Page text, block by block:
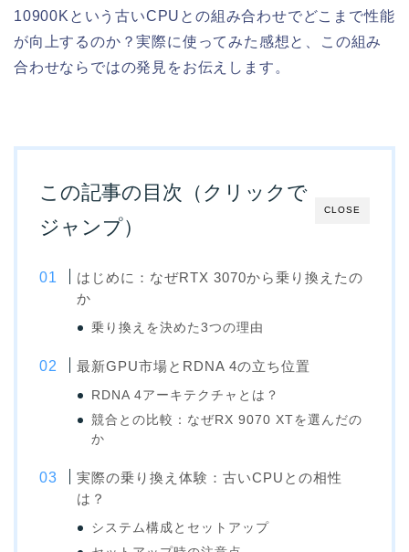
10900Kという古いCPUとの組み合わせでどこまで性能
が向上するのか？実際に使ってみた感想と、この組み
合わせならではの発見をお伝えします。
CLOSE
この記事の目次（クリックで
ジャンプ）
はじめに：なぜRTX 3070から乗り換えたの
か
乗り換えを決めた3つの理由
最新GPU市場とRDNA 4の立ち位置
RDNA 4アーキテクチャとは？
競合との比較：なぜRX 9070 XTを選んだの
か
実際の乗り換え体験：古いCPUとの相性
は？
システム構成とセットアップ